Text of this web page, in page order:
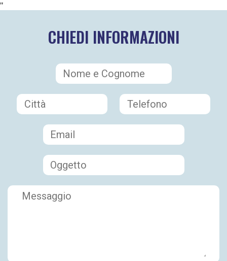
"
CHIEDI INFORMAZIONI